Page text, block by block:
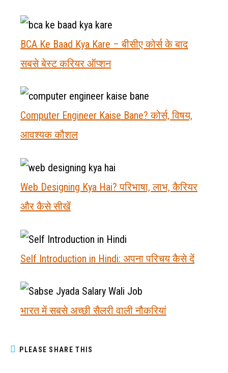
BCA Ke Baad Kya Kare – बीसीए कोर्स के बाद
सबसे बेस्ट करियर ऑप्शन
Computer Engineer Kaise Bane? कोर्स, विषय,
आवश्यक कौशल
Web Designing Kya Hai? परिभाषा, लाभ, कैरियर
और कैसे सीखें
Self Introduction in Hindi: अपना परिचय कैसे दें
भारत में सबसे अच्छी सैलरी वाली नौकरियां
PLEASE SHARE THIS